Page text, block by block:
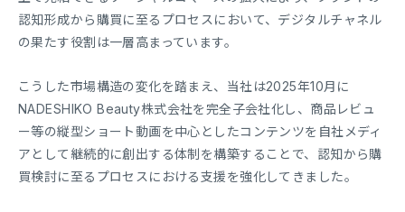
認知形成から購買に至るプロセスにおいて、デジタルチャネル
の果たす役割は一層高まっています。
こうした市場構造の変化を踏まえ、当社は2025年10月に
NADESHIKO Beauty株式会社を完全子会社化し、商品レビュ
ー等の縦型ショート動画を中心としたコンテンツを自社メディ
アとして継続的に創出する体制を構築することで、認知から購
買検討に至るプロセスにおける支援を強化してきました。